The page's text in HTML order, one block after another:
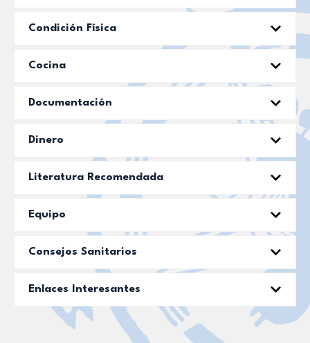
Condición Física
Cocina
Documentación
Dinero
Literatura Recomendada
Equipo
Consejos Sanitarios
Enlaces Interesantes